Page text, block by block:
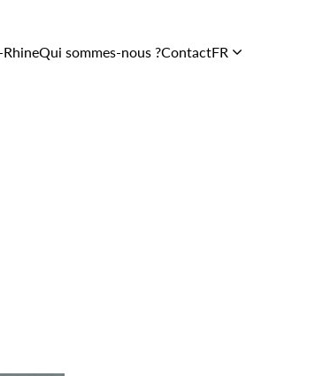
Qui sommes-nous ?ContactFR